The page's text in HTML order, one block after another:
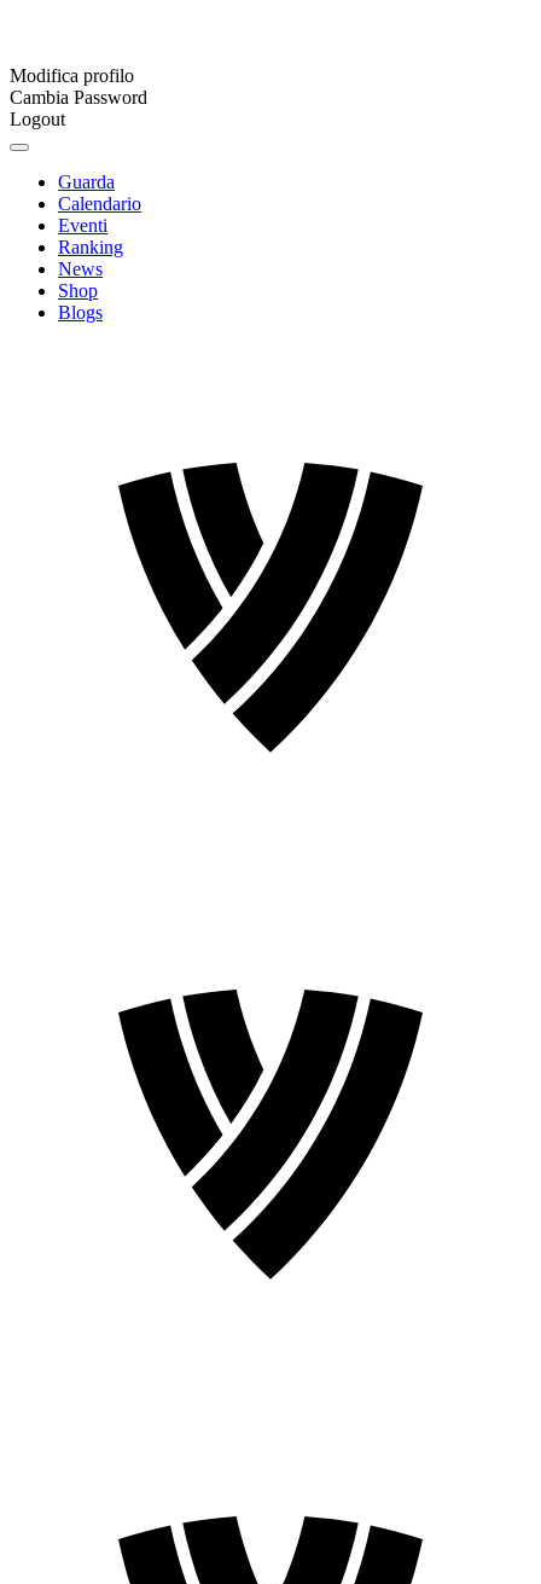
Modifica profilo
Cambia Password
Logout
Guarda
Calendario
Eventi
Ranking
News
Shop
Blogs